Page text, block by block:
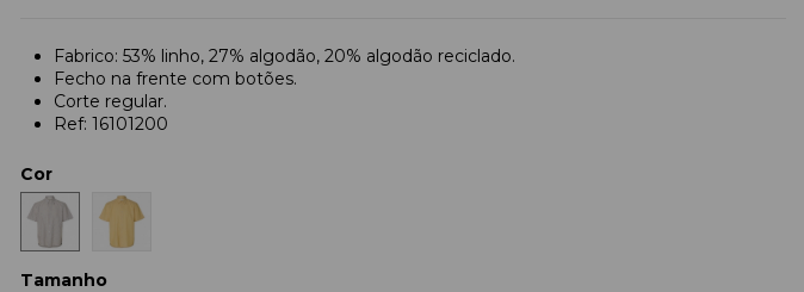
Fabrico: 53% linho, 27% algodão, 20% algodão reciclado.
Fecho na frente com botões.
Corte regular.
Ref: 16101200
Cor
Tamanho